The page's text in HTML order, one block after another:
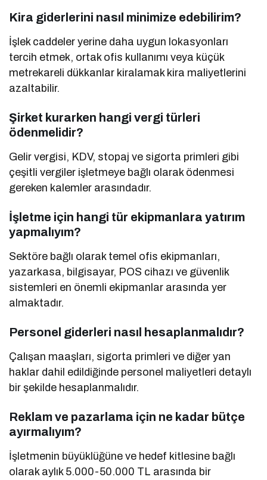
Kira giderlerini nasıl minimize edebilirim?
İşlek caddeler yerine daha uygun lokasyonları
tercih etmek, ortak ofis kullanımı veya küçük
metrekareli dükkanlar kiralamak kira maliyetlerini
azaltabilir.
Şirket kurarken hangi vergi türleri
ödenmelidir?
Gelir vergisi, KDV, stopaj ve sigorta primleri gibi
çeşitli vergiler işletmeye bağlı olarak ödenmesi
gereken kalemler arasındadır.
İşletme için hangi tür ekipmanlara yatırım
yapmalıyım?
Sektöre bağlı olarak temel ofis ekipmanları,
yazarkasa, bilgisayar, POS cihazı ve güvenlik
sistemleri en önemli ekipmanlar arasında yer
almaktadır.
Personel giderleri nasıl hesaplanmalıdır?
Çalışan maaşları, sigorta primleri ve diğer yan
haklar dahil edildiğinde personel maliyetleri detaylı
bir şekilde hesaplanmalıdır.
Reklam ve pazarlama için ne kadar bütçe
ayırmalıyım?
İşletmenin büyüklüğüne ve hedef kitlesine bağlı
olarak aylık 5.000-50.000 TL arasında bir